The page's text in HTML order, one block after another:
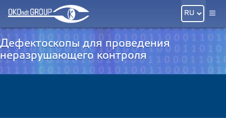
Дефектоскопы для проведения
неразрушающего контроля